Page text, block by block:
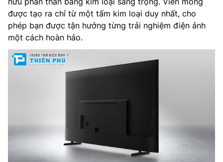
Tìm kiếm bằng giọng nói: Tìm kiếm giọng nói trên YouTube
bằng tiếng Việt
Chia sẻ màn hình: Mobile to TV, Sound Mirroring, Wireless
TV On
Truyền thanh Kỹ thuật số: DVB-T2 (*VN: DVB-T2C)
Kết nối: Wi-Fi 5, LAN, Bluetooth, HDMI, HDMI eARC, HDMI-
Mức tiêu thụ nguồn (Tối đa): – W
được tạo ra chỉ từ một tấm kim loại duy nhất, cho
phép bạn được tận hưởng từng trải nghiệm điện ảnh
một cách hoàn hảo.